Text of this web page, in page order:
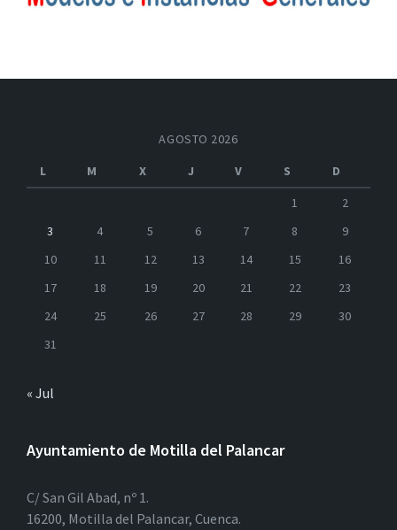
AGOSTO 2026
L
M X J V S
D
1
2
3
4 5 6 7 8
9
10
11 12 13 14 15
16
17
18 19 20 21 22
23
24
25 26 27 28 29
30
31
« Jul
Ayuntamiento de Motilla del Palancar
C/ San Gil Abad, nº 1.
16200, Motilla del Palancar, Cuenca.